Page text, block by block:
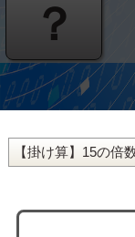
？